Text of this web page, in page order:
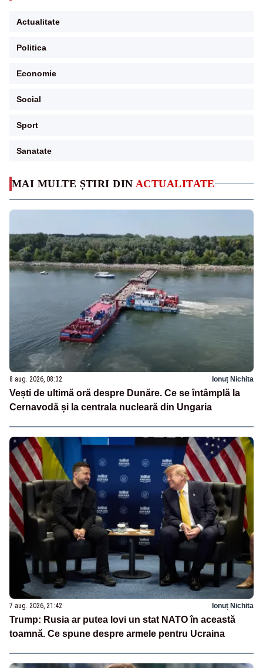
MAI MULTE ȘTIRI DIN ACTUALITATE
8 aug. 2026, 08:32 Ionuț Nichita
Vești de ultimă oră despre Dunăre. Ce se întâmplă la
Cernavodă și la centrala nucleară din Ungaria
7 aug. 2026, 21:42 Ionuț Nichita
Trump: Rusia ar putea lovi un stat NATO în această
toamnă. Ce spune despre armele pentru Ucraina
Actualitate
Politica
Economie
Social
Sport
Sanatate